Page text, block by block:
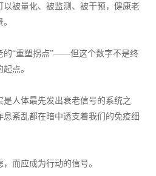
以被量化、被监测、被干预，健康老
的“重塑拐点”——但这个数字不是终
点。
人体最先发出衰老信号的系统之
紊乱都在暗中透支着我们的免疫细
而应成为行动的信号。